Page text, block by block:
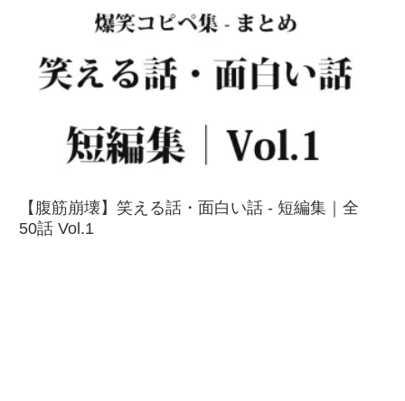
【腹筋崩壊】笑える話・面白い話 - 短編集｜全
50話 Vol.1